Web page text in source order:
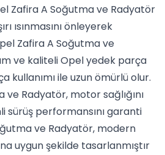
Zafira A Soğutma ve Radyatör
ısınmasını önleyerek
Zafira A Soğutma ve
ve kaliteli Opel yedek parça
kullanımı ile uzun ömürlü olur.
Radyatör, motor sağlığını
sürüş performansını garanti
ve Radyatör, modern
uygun şekilde tasarlanmıştır